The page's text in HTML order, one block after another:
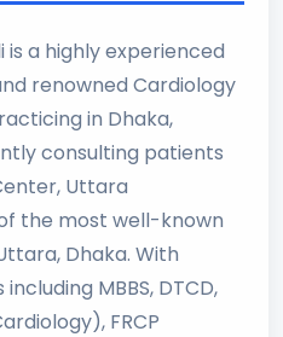
is a highly experienced
renowned Cardiology
in Dhaka,
consulting patients
Uttara
the most well-known
Dhaka. With
MBBS, DTCD,
FRCP